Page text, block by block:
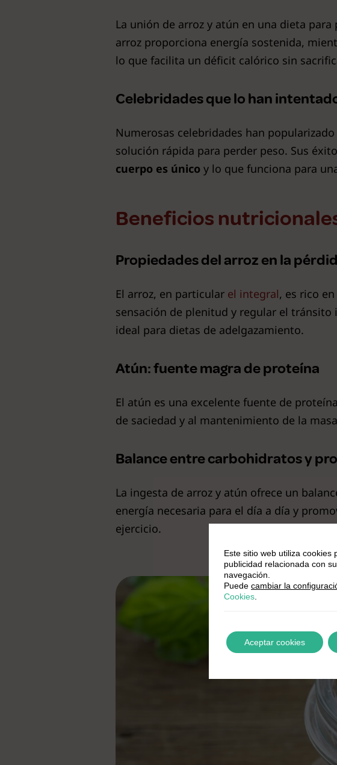
La unión de arroz y atún en una dieta para
arroz proporciona energía sostenida,
lo que facilita un déficit calórico sin
Celebridades que lo han
Numerosas celebridades han popularizado
solución rápida para perder peso. Sus
cuerpo es único y lo que funciona para
Beneficios
Propiedades del arroz en la
El arroz, en particular el integral, es rico
sensación de plenitud y regular el
ideal para dietas de adelgazamiento.
Atún: fuente magra de proteína
El atún es una excelente fuente de
de saciedad y al mantenimiento de la
Balance entre carbohidratos y
La ingesta de arroz y atún ofrece un
energía necesaria para el día a día y
ejercicio.
Este sitio web utiliza
publicidad relacionada con
navegación.
Puede cambiar la
Cookies
Aceptar cookies